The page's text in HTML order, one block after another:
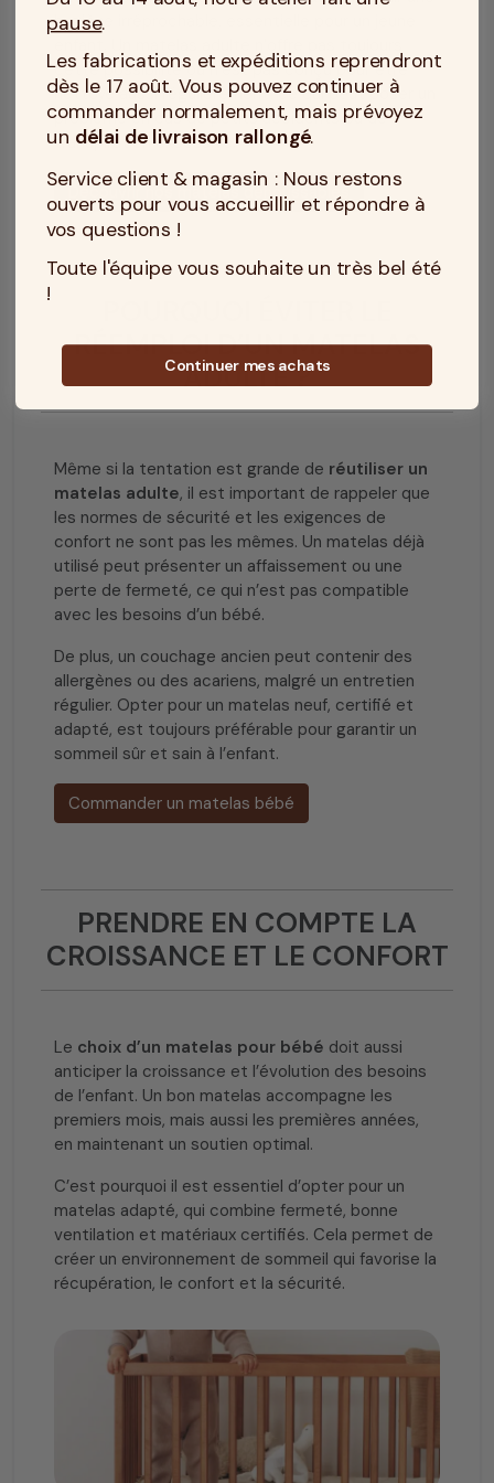
hygiène irréprochable, essentielle pour un jeune
cette possibilité ou n’est pas conçu pour être
nettoyé aussi régulièrement, ce qui peut poser un
problème en cas de petits accidents ou de
transpiration excessive.
Découvrir nos matelas déhoussables
RÉEMPLOI D’UN MATELAS
ADULTE ?
Même si la tentation est grande de réutiliser un
matelas adulte, il est important de rappeler que
les normes de sécurité et les exigences de
confort ne sont pas les mêmes. Un matelas déjà
utilisé peut présenter un affaissement ou une
perte de fermeté, ce qui n’est pas compatible
avec les besoins d’un bébé.
De plus, un couchage ancien peut contenir des
allergènes ou des acariens, malgré un entretien
régulier. Opter pour un matelas neuf, certifié et
adapté, est toujours préférable pour garantir un
sommeil sûr et sain à l’enfant.
Commander un matelas bébé
PRENDRE EN COMPTE LA
CROISSANCE ET LE CONFORT
Le choix d’un matelas pour bébé doit aussi
anticiper la croissance et l’évolution des besoins
de l’enfant. Un bon matelas accompagne les
premiers mois, mais aussi les premières années,
en maintenant un soutien optimal.
C’est pourquoi il est essentiel d’opter pour un
matelas adapté, qui combine fermeté, bonne
ventilation et matériaux certifiés. Cela permet de
créer un environnement de sommeil qui favorise la
récupération, le confort et la sécurité.
pause.
Les fabrications et expéditions reprendront
dès le 17 août. Vous pouvez continuer à
commander normalement, mais prévoyez
un délai de livraison rallongé.
Service client & magasin : Nous restons
ouverts pour vous accueillir et répondre à
vos questions !
Toute l'équipe vous souhaite un très bel été
!
Continuer mes achats